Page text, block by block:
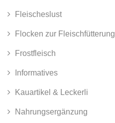
Fleischeslust
Flocken zur Fleischfütterung
Frostfleisch
Informatives
Kauartikel & Leckerli
Nahrungsergänzung